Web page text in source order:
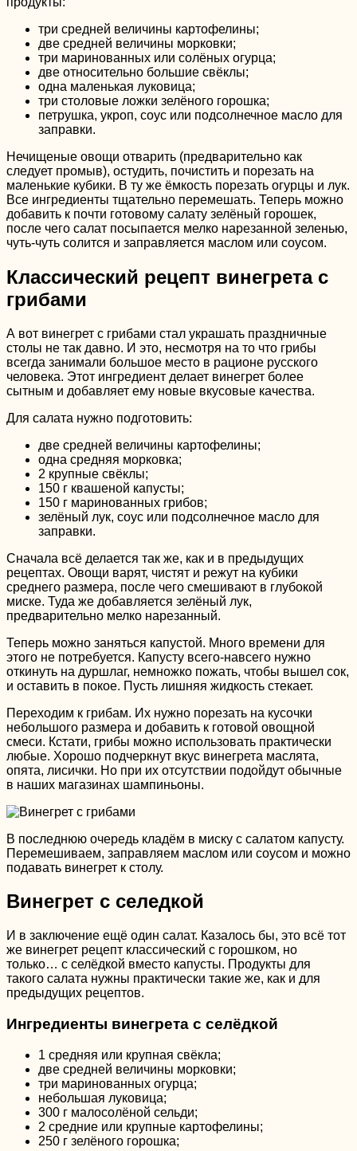
три средней величины картофелины;
две средней величины морковки;
три маринованных или солёных огурца;
две относительно большие свёклы;
одна маленькая луковица;
три столовые ложки зелёного горошка;
петрушка, укроп, соус или подсолнечное масло для
заправки.
Нечищеные овощи отварить (предварительно как
следует промыв), остудить, почистить и порезать на
маленькие кубики. В ту же ёмкость порезать огурцы и лук.
Все ингредиенты тщательно перемешать. Теперь можно
добавить к почти готовому салату зелёный горошек,
после чего салат посыпается мелко нарезанной зеленью,
чуть-чуть солится и заправляется маслом или соусом.
Классический рецепт винегрета с
грибами
А вот винегрет с грибами стал украшать праздничные
столы не так давно. И это, несмотря на то что грибы
всегда занимали большое место в рационе русского
человека. Этот ингредиент делает винегрет более
сытным и добавляет ему новые вкусовые качества.
Для салата нужно подготовить:
две средней величины картофелины;
одна средняя морковка;
2 крупные свёклы;
150 г квашеной капусты;
150 г маринованных грибов;
зелёный лук, соус или подсолнечное масло для
заправки.
Сначала всё делается так же, как и в предыдущих
рецептах. Овощи варят, чистят и режут на кубики
среднего размера, после чего смешивают в глубокой
миске. Туда же добавляется зелёный лук,
предварительно мелко нарезанный.
Теперь можно заняться капустой. Много времени для
этого не потребуется. Капусту всего-навсего нужно
откинуть на дуршлаг, немножко пожать, чтобы вышел сок,
и оставить в покое. Пусть лишняя жидкость стекает.
Переходим к грибам. Их нужно порезать на кусочки
небольшого размера и добавить к готовой овощной
смеси. Кстати, грибы можно использовать практически
любые. Хорошо подчеркнут вкус винегрета маслята,
опята, лисички. Но при их отсутствии подойдут обычные
в наших магазинах шампиньоны.
В последнюю очередь кладём в миску с салатом капусту.
Перемешиваем, заправляем маслом или соусом и можно
подавать винегрет к столу.
Винегрет с селедкой
И в заключение ещё один салат. Казалось бы, это всё тот
же винегрет рецепт классический с горошком, но
только… с селёдкой вместо капусты. Продукты для
такого салата нужны практически такие же, как и для
предыдущих рецептов.
Ингредиенты винегрета с селёдкой
1 средняя или крупная свёкла;
две средней величины морковки;
три маринованных огурца;
небольшая луковица;
300 г малосолёной сельди;
2 средние или крупные картофелины;
250 г зелёного горошка;